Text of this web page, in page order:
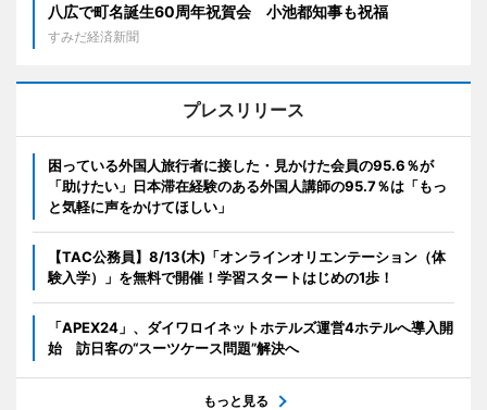
八広で町名誕生60周年祝賀会 小池都知事も祝福
すみだ経済新聞
プレスリリース
困っている外国人旅行者に接した・見かけた会員の95.6％が
「助けたい」日本滞在経験のある外国人講師の95.7％は「もっ
と気軽に声をかけてほしい」
【TAC公務員】8/13(木)「オンラインオリエンテーション（体
験入学）」を無料で開催！学習スタートはじめの1歩！
「APEX24」、ダイワロイネットホテルズ運営4ホテルへ導入開
始 訪日客の“スーツケース問題”解決へ
もっと見る